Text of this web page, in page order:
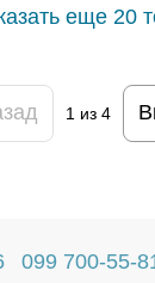
еще 20
1 из 4
099 700-55-